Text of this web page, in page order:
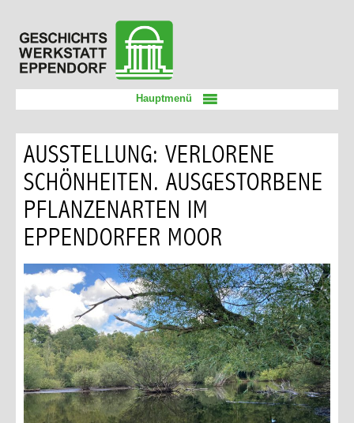
Inhalt
springen
Eppendorf
Hauptmenü
AUSSTELLUNG: VERLORENE
SCHÖNHEITEN. AUSGESTORBENE
PFLANZENARTEN IM
EPPENDORFER MOOR